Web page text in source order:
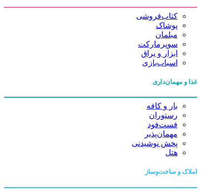
کتاب‌فروشی
پوشاک
مبلمان
سوپرمارکت
ابزار و یراق
اسباب‌بازی
غذا و مهمان‌داری
بار و کافه
رستوران
فست‌فود
مهمان‌پذیر
پخش نوشیدنی
هتل
املاک و ساخت‌وساز